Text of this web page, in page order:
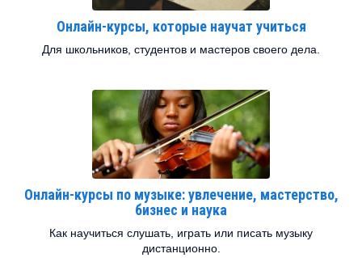
Онлайн-курсы, которые научат учиться
Для школьников, студентов и мастеров своего дела.
Онлайн-курсы по музыке: увлечение, мастерство,
бизнес и наука
Как научиться слушать, играть или писать музыку
дистанционно.